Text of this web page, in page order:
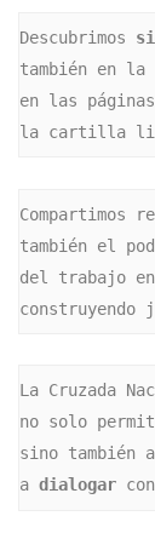
Descubrimos
también en
en las
la cartilla
Compartimos
también el
del trabajo
construyendo
La Cruzada
no solo
sino también
a dialogar